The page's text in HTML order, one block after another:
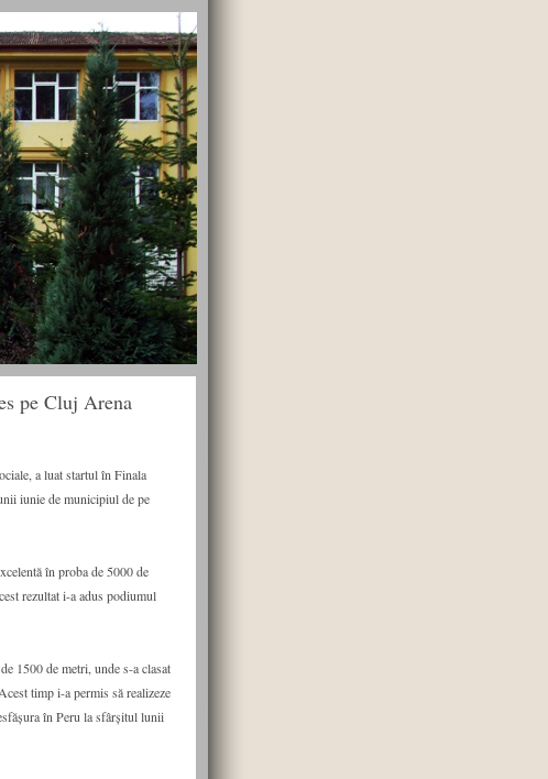
pe Cluj Arena
a luat startul în Finala
iunie de municipiul de pe
în proba de 5000 de
rezultat i-a adus podiumul
1500 de metri, unde s-a clasat
timp i-a permis să realizeze
în Peru la sfârșitul lunii